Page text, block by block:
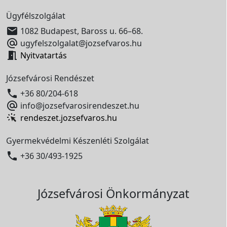
Ügyfélszolgálat
 1082 Budapest, Baross u. 66–68.
 ugyfelszolgalat@jozsefvaros.hu
 Nyitvatartás
Józsefvárosi Rendészet
 +36 80/204-618
 info@jozsefvarosirendeszet.hu
rendeszet.jozsefvaros.hu
Gyermekvédelmi Készenléti Szolgálat
 +36 30/493-1925
Józsefvárosi Önkormányzat